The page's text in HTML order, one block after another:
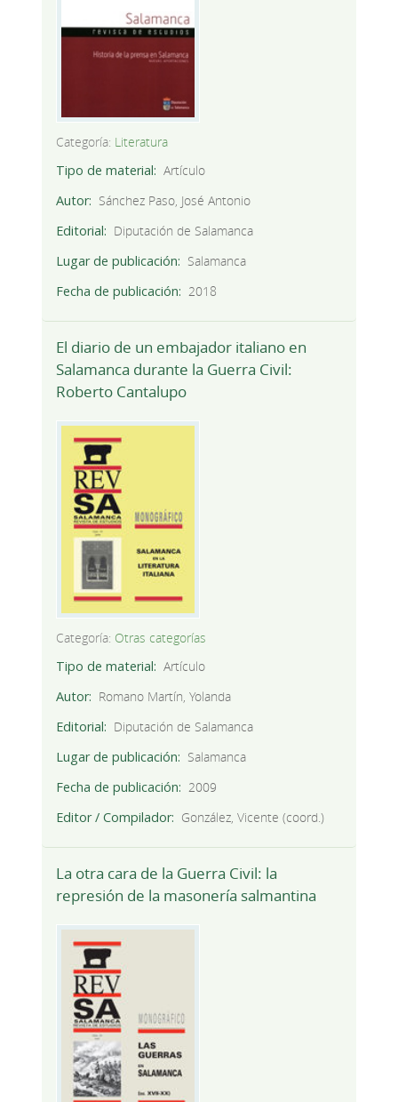
Categoría: Literatura
Tipo de material
Artículo
Autor
Sánchez Paso, José Antonio
Editorial
Diputación de Salamanca
Lugar de publicación
Salamanca
Fecha de publicación
2018
El diario de un embajador italiano en
Salamanca durante la Guerra Civil:
Roberto Cantalupo
Categoría: Otras categorías
Tipo de material
Artículo
Autor
Romano Martín, Yolanda
Editorial
Diputación de Salamanca
Lugar de publicación
Salamanca
Fecha de publicación
2009
Editor / Compilador
González, Vicente (coord.)
La otra cara de la Guerra Civil: la
represión de la masonería salmantina